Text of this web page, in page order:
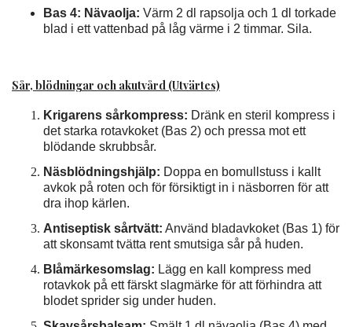
Bas 4: Nävaolja: Värm 2 dl rapsolja och 1 dl torkade
blad i ett vattenbad på låg värme i 2 timmar. Sila.
Sår, blödningar och akutvård (Utvärtes)
Krigarens sårkompress: Dränk en steril kompress i
det starka rotavkoket (Bas 2) och pressa mot ett
blödande skrubbsår.
Näsblödningshjälp: Doppa en bomullstuss i kallt
avkok på roten och för försiktigt in i näsborren för att
dra ihop kärlen.
Antiseptisk sårtvätt: Använd bladavkoket (Bas 1) för
att skonsamt tvätta rent smutsiga sår på huden.
Blåmärkesomslag: Lägg en kall kompress med
rotavkok på ett färskt slagmärke för att förhindra att
blodet sprider sig under huden.